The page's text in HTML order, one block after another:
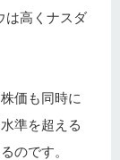
は高くナスダ
価も同時に
準を超える
のです。